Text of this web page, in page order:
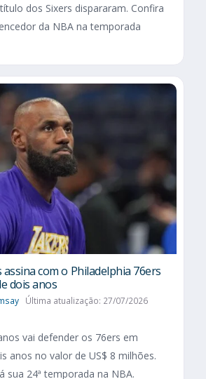
dos Sixers dispararam. Confira
da NBA na temporada
assina com o Philadelphia 76ers
dois anos
Última atualização: 27/07/2026
vai defender os 76ers em
anos no valor de US$ 8 milhões.
sua 24ª temporada na NBA.